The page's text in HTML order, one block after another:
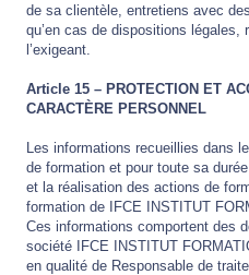
de sa clientèle, entretiens avec
qu’en cas de dispositions légales,
l’exigeant.
Article 15 – PROTECTION ET
CARACTÈRE PERSONNEL
Les informations recueillies dans
de formation et pour toute sa
et la réalisation des actions de
formation de IFCE INSTITUT
Ces informations comportent des
société IFCE INSTITUT
en qualité de Responsable de